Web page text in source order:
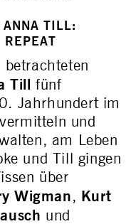
TILL:
REPEAT
betrachteten
Till fünf
Jahrhundert im
und
am Leben
und Till gingen
über
Wigman, Kurt
und